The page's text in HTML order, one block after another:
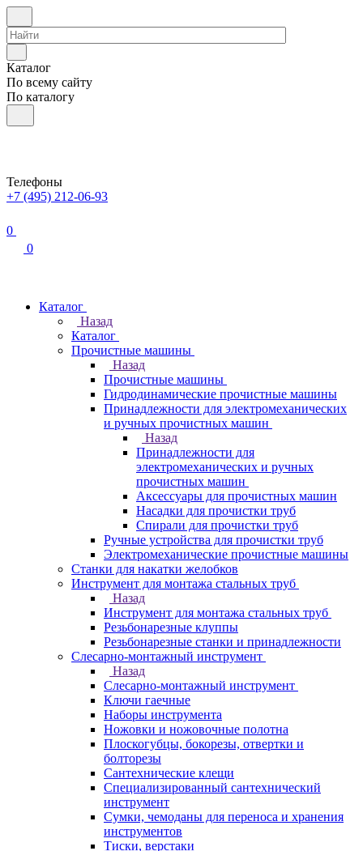
Каталог
По всему сайту
По каталогу
Телефоны
+7 (495) 212-06-93
0
0
Каталог
Назад
Каталог
Прочистные машины
Назад
Прочистные машины
Гидродинамические прочистные машины
Принадлежности для электромеханических
и ручных прочистных машин
Назад
Принадлежности для
электромеханических и ручных
прочистных машин
Аксессуары для прочистных машин
Насадки для прочистки труб
Спирали для прочистки труб
Ручные устройства для прочистки труб
Электромеханические прочистные машины
Станки для накатки желобков
Инструмент для монтажа стальных труб
Назад
Инструмент для монтажа стальных труб
Резьбонарезные клуппы
Резьбонарезные станки и принадлежности
Слесарно-монтажный инструмент
Назад
Слесарно-монтажный инструмент
Ключи гаечные
Наборы инструмента
Ножовки и ножовочные полотна
Плоскогубцы, бокорезы, отвертки и
болторезы
Сантехнические клещи
Специализированный сантехнический
инструмент
Сумки, чемоданы для переноса и хранения
инструментов
Тиски, верстаки